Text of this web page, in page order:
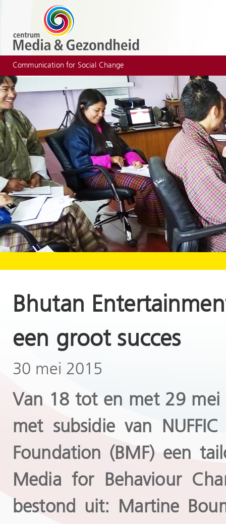
Communication for Social Change
Bhutan
een groot succes
30 mei 2015
Van 18 tot en met 29
met subsidie van
Foundation (BMF) een
Media for Behaviour
bestond uit: Martine